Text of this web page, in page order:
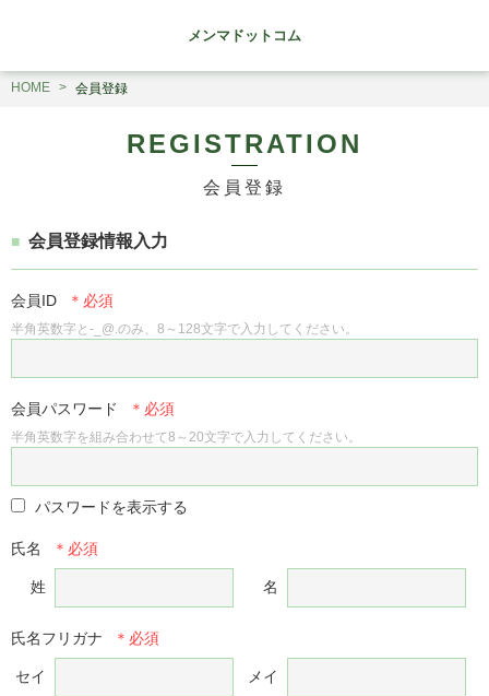
メンマドットコム
HOME 会員登録
REGISTRATION
会員登録
会員登録情報入力
会員ID
半角英数字と-_@.のみ、8～128文字で入力してください。
会員パスワード
半角英数字を組み合わせて8～20文字で入力してください。
パスワードを表示する
氏名
姓 名
氏名フリガナ
セイ メイ